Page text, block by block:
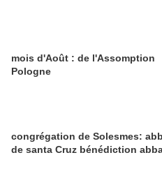
mois d'Août : de l'Assomption
Pologne
congrégation de Solesmes:
de santa Cruz bénédiction